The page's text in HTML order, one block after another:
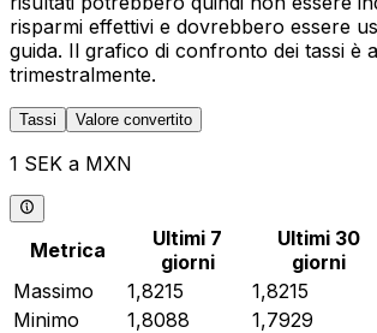
risparmi effettivi e dovrebbero essere
guida. Il grafico di confronto dei tassi è
trimestralmente.
Tassi Valore convertito
1 SEK a MXN
Metrica
Ultimi 7
giorni
Ultimi 30
giorni
Massimo
1,8215 1,8215
Minimo
1,8088 1,7929